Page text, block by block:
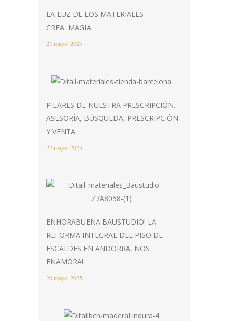
LA LUZ DE LOS MATERIALES
CREA MAGIA.
27 mayo, 2025
PILARES DE NUESTRA PRESCRIPCIÓN.
ASESORÍA, BÚSQUEDA, PRESCRIPCIÓN
Y VENTA
22 mayo, 2025
ENHORABUENA BAUSTUDIO! LA
REFORMA INTEGRAL DEL PISO DE
ESCALDES EN ANDORRA, NOS
ENAMORA!
20 mayo, 2025